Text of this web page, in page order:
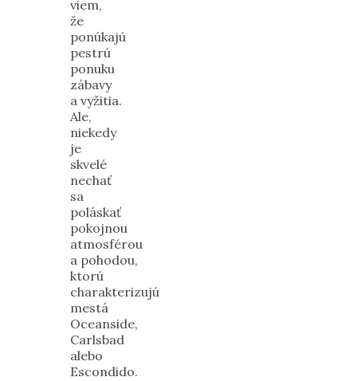
viem,
že
ponúkajú
pestrú
ponuku
zábavy
a vyžitia.
Ale,
niekedy
je
skvelé
nechať
sa
poláskať
pokojnou
atmosférou
a pohodou,
ktorú
charakterizujú
mestá
Oceanside,
Carlsbad
alebo
Escondido.